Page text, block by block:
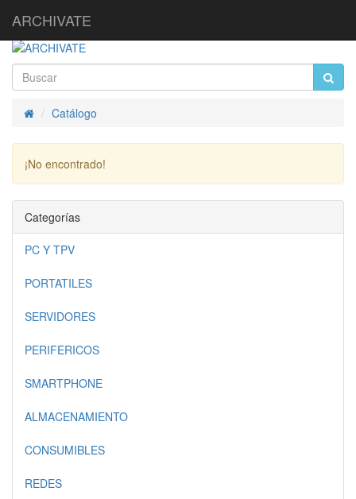
ARCHIVATE
InicioCatálogo
¡No encontrado!
Categorías
PC Y TPV
PORTATILES
SERVIDORES
PERIFERICOS
SMARTPHONE
ALMACENAMIENTO
CONSUMIBLES
REDES